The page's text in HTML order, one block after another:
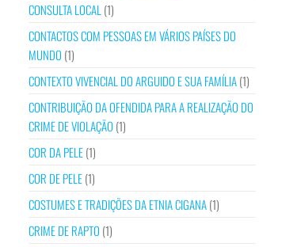
CONSULTA LOCAL (1)
CONTACTOS COM PESSOAS EM VÁRIOS PAÍSES DO
MUNDO (1)
CONTEXTO VIVENCIAL DO ARGUIDO E SUA FAMÍLIA(1)
CONTRIBUIÇÃO DA OFENDIDA PARA A REALIZAÇÃO DO
CRIME DE VIOLAÇÃO (1)
COR DA PELE(1)
COR DE PELE(1)
COSTUMES E TRADIÇÕES DA ETNIA CIGANA(1)
CRIME DE RAPTO (1)